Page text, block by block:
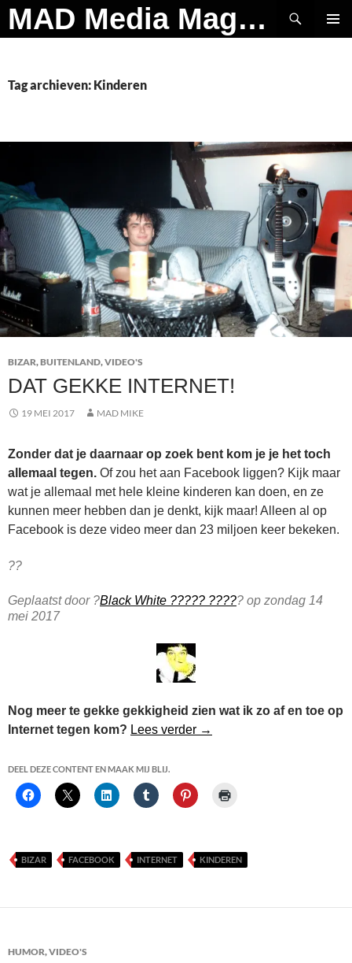
Ga
naar
MAD Media Magazine
Zoeken
Tag archieven: Kinderen
BIZAR,BUITENLAND,VIDEO'S
DAT GEKKE INTERNET!
19 MEI 2017 MAD MIKE
Zonder dat je daarnaar op zoek bent kom je je het toch
allemaal tegen. Of zou het aan Facebook liggen? Kijk maar
wat je allemaal met hele kleine kinderen kan doen, en ze
kunnen meer hebben dan je denkt, kijk maar! Alleen al op
Facebook is deze video meer dan 23 miljoen keer bekeken.
??
Geplaatst door ?Black White ????? ????? op zondag 14
mei 2017
Nog meer te gekke gekkigheid zien wat ik zo af en toe op
Internet tegen kom? Lees verder Dat Gekke Internet!
→
DEEL DEZE CONTENT EN MAAK MIJ BLIJ.
BIZAR FACEBOOK INTERNET KINDEREN
HUMOR,VIDEO'S